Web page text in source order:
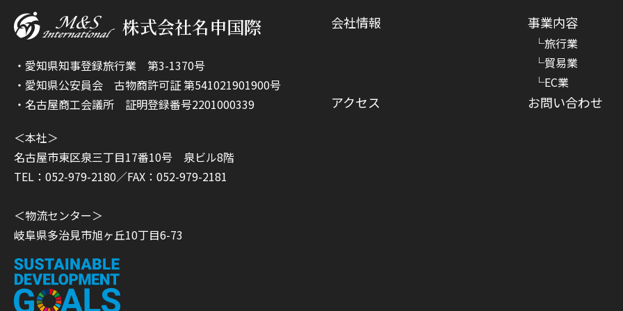
株式会社名申国際
・愛知県知事登録旅行業 第3-1370号
・愛知県公安員会 古物商許可証 第541021901900号
・名古屋商工会議所 証明登録番号2201000339
＜本社＞
名古屋市東区泉三丁目17番10号 泉ビル8階
TEL：052-979-2180／FAX：052-979-2181
＜物流センター＞
岐阜県多治見市旭ヶ丘10丁目6-73
会社情報 事業内容
旅行業
貿易業
EC業
アクセス お問い合わせ